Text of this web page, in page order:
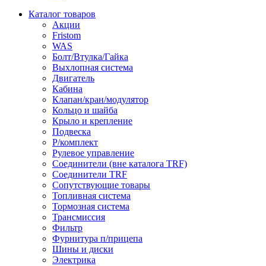
Каталог товаров
Акции
Fristom
WAS
Болт/Втулка/Гайка
Выхлопная система
Двигатель
Кабина
Клапан/кран/модулятор
Кольцо и шайба
Крыло и крепление
Подвеска
Р/комплект
Рулевое управление
Соединители (вне каталога TRF)
Соединители TRF
Сопутствующие товары
Топливная система
Тормозная система
Трансмиссия
Фильтр
Фурнитура п/прицепа
Шины и диски
Электрика